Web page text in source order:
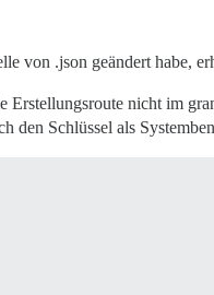
von .json geändert habe,
Erstellungsroute nicht im
den Schlüssel als